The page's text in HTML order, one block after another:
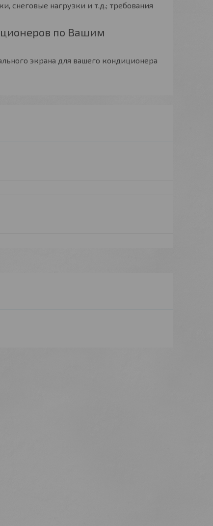
снеговые нагрузки и т.д.; требования
по Вашим
экрана для вашего кондиционера